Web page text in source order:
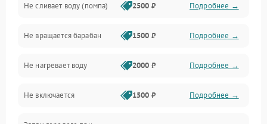
Водоснабжение
Слив
Программное обеспечение
Не сливает воду (помпа) 2500 ₽ Подробнее →
Не вращается барабан 1500 ₽ Подробнее →
Не нагревает воду 2000 ₽ Подробнее →
Не включается 1500 ₽ Подробнее →